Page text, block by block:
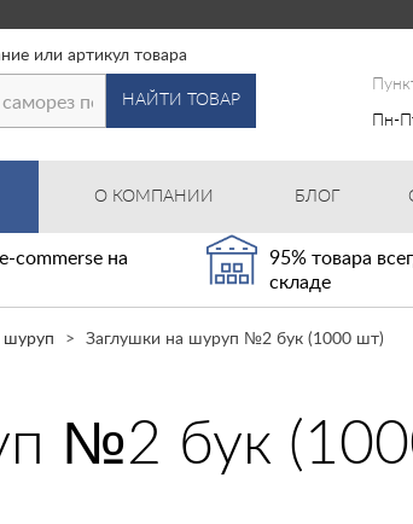
или артикул товара
НАЙТИ ТОВАР
Пн-
О КОМПАНИИ БЛОГ
commerse на
95% товара
складе
шуруп Заглушки на шуруп №2 бук (1000 шт)
№2 бук